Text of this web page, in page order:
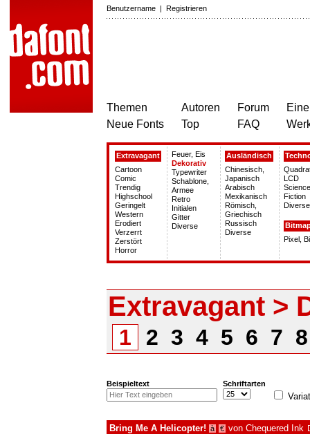
Benutzername | Registrieren
Themen
Neue Fonts
Autoren
Top
Forum
FAQ
Extravagant
Cartoon
Comic
Trendig
Highschool
Geringelt
Western
Erodiert
Verzerrt
Zerstört
Horror
Feuer, Eis
Dekorativ
Typewriter
Schablone,
Armee
Retro
Initialen
Gitter
Diverse
Ausländisch
Chinesisch,
Japanisch
Arabisch
Mexikanisch
Römisch,
Griechisch
Russisch
Diverse
LCD
Fiction
Diverse
Pixel,
Extravagant >
1 2 3 4 5 6 7
Beispieltext Schriftarten
Bring Me A Helicopter! à € von Chequered Ink